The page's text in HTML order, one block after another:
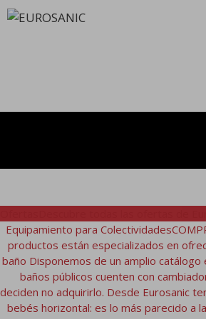
Saltar
Equipamiento para Colectividades
productos están especializados en
baño Disponemos de un amplio
baños públicos cuenten con
deciden no adquirirlo. Desde Eurosanic
bebés horizontal: es lo más parecido a